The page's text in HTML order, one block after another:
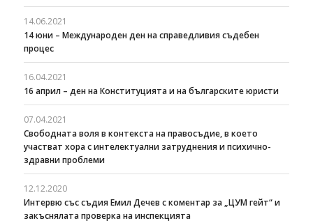
14.06.2021
14 юни – Международен ден на справедливия съдебен
процес
16.04.2021
16 април – ден на Конституцията и на българските юристи
07.04.2021
Свободната воля в контекста на правосъдие, в което
участват хора с интелектуални затруднения и психично-
здравни проблеми
12.12.2020
Интервю със съдия Емил Дечев с коментар за „ЦУМ гейт“ и
закъснялата проверка на инспекцията